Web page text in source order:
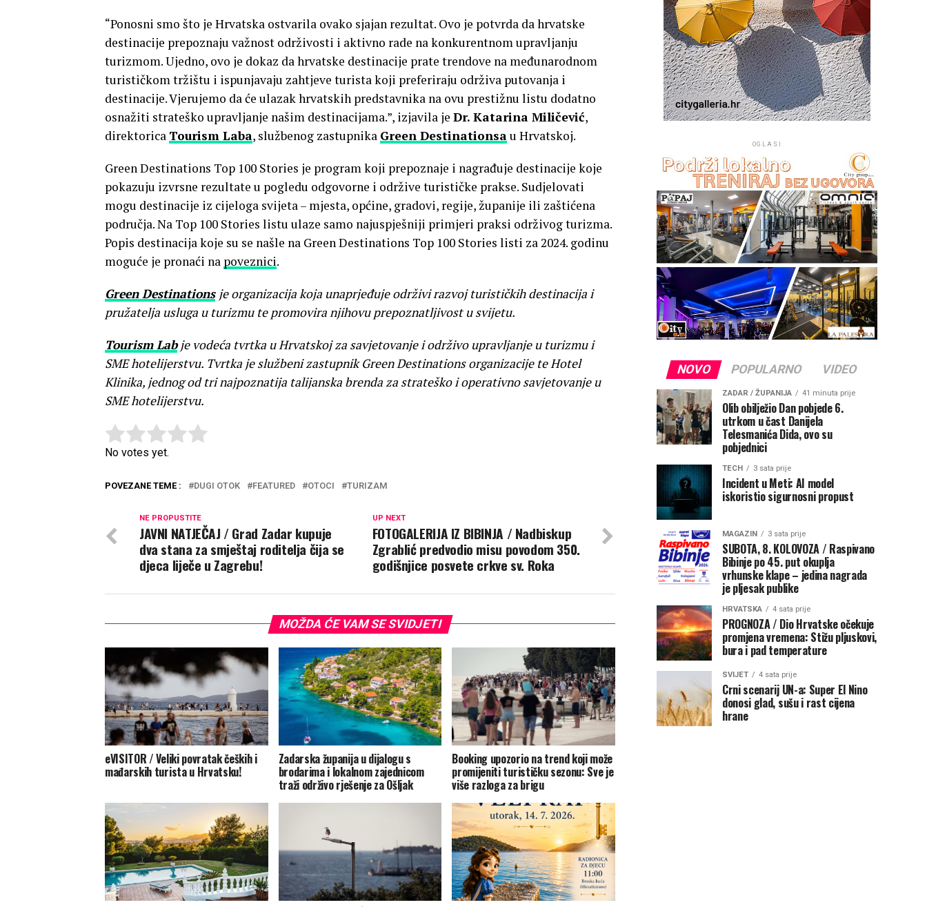
“Ponosni smo što je Hrvatska ostvarila ovako sjajan rezultat. Ovo je potvrda da hrvatske
destinacije prepoznaju važnost održivosti i aktivno rade na konkurentnom upravljanju
turizmom. Ujedno, ovo je dokaz da hrvatske destinacije prate trendove na međunarodnom
turističkom tržištu i ispunjavaju zahtjeve turista koji preferiraju održiva putovanja i
destinacije. Vjerujemo da će ulazak hrvatskih predstavnika na ovu prestižnu listu dodatno
osnažiti strateško upravljanje našim destinacijama.”, izjavila je Dr. Katarina Miličević,
direktorica Tourism Laba, službenog zastupnika Green Destinationsau Hrvatskoj.
Green Destinations Top 100 Stories je program koji prepoznaje i nagrađuje destinacije koje
pokazuju izvrsne rezultate u pogledu odgovorne i održive turističke prakse. Sudjelovati
mogu destinacije iz cijeloga svijeta – mjesta, općine, gradovi, regije, županije ili zaštićena
područja. Na Top 100 Stories listu ulaze samo najuspješniji primjeri praksi održivog turizma.
Popis destinacija koje su se našle na Green Destinations Top 100 Stories listi za 2024. godinu
moguće je pronaći na poveznici.
Green Destinations je organizacija koja unaprjeđuje održivi razvoj turističkih destinacija i
pružatelja usluga u turizmu te promovira njihovu prepoznatljivost u svijetu.
Tourism Labje vodeća tvrtka u Hrvatskoj za savjetovanje i održivo upravljanje u turizmu i
SME hotelijerstvu. Tvrtka je službeni zastupnik Green Destinations organizacije te Hotel
Klinika, jednog od tri najpoznatija talijanska brenda za strateško i operativno savjetovanje u
SME hotelijerstvu.
Rate this item:
No votes yet.
POVEZANE TEME : DUGI OTOK FEATURED OTOCI TURIZAM
UP NEXT
FOTOGALERIJA IZ BIBINJA / Nadbiskup
Zgrablić predvodio misu povodom 350.
godišnjice posvete crkve sv. Roka
NE PROPUSTITE
JAVNI NATJEČAJ / Grad Zadar kupuje
dva stana za smještaj roditelja čija se
djeca liječe u Zagrebu!
MOŽDA ĆE VAM SE SVIDJETI
eVISITOR / Veliki povratak čeških i
mađarskih turista u Hrvatsku!
Zadarska županija u dijalogu s
brodarima i lokalnom zajednicom
traži održivo rješenje za Ošljak
Booking upozorio na trend koji može
promijeniti turističku sezonu: Sve je
više razloga za brigu
OGLASI
NOVO POPULARNO VIDEO
ZADAR / ŽUPANIJA 41 minuta prije
Olib obilježio Dan pobjede 6.
utrkom u čast Danijela
Telesmanića Dida, ovo su
pobjednici
TECH 3 sata prije
Incident u Meti: AI model
iskoristio sigurnosni propust
MAGAZIN 3 sata prije
SUBOTA, 8. KOLOVOZA / Raspivano
Bibinje po 45. put okuplja
vrhunske klape – jedina nagrada
je pljesak publike
HRVATSKA 4 sata prije
PROGNOZA / Dio Hrvatske očekuje
promjena vremena: Stižu pljuskovi,
bura i pad temperature
SVIJET 4 sata prije
Crni scenarij UN-a: Super El Nino
donosi glad, sušu i rast cijena
hrane